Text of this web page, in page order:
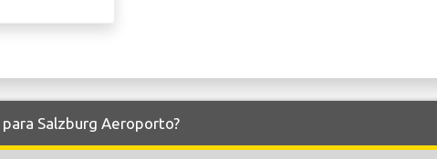
Salzburg Aeroporto?